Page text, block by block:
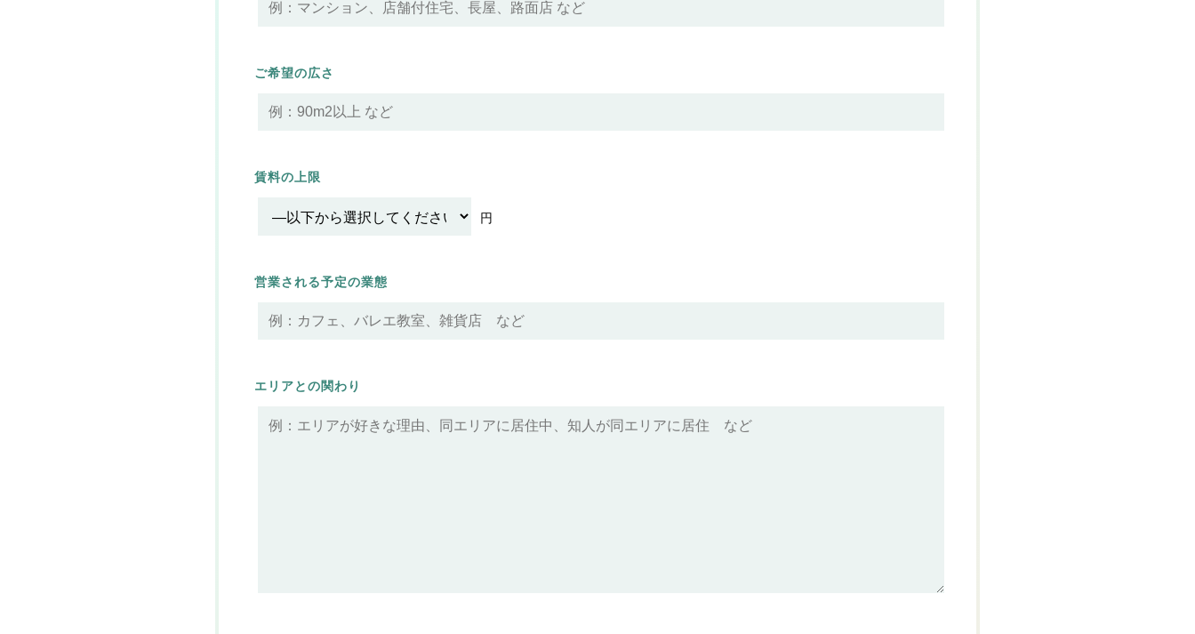
ご希望の広さ
賃料の上限
円
営業される予定の業態
エリアとの関わり